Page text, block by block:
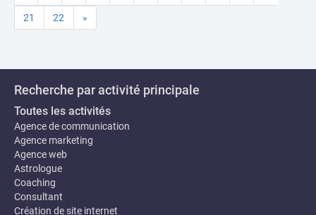
21 22 »
Recherche par activité principale
Toutes les activités
Agence de communication
Agence marketing
Agence web
Astrologue
Coaching
Consultant
Création de site internet